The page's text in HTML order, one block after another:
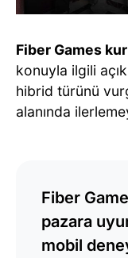
Fiber Games
konuyla ilgili
hibrid türünü
alanında
Fiber
pazara
mobil